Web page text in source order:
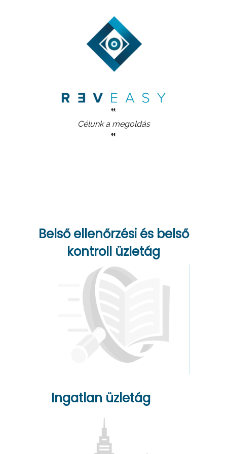
‟
Célunk a megoldás
‟
Belső ellenőrzési és belső
kontroll üzletág
Ingatlan üzletág